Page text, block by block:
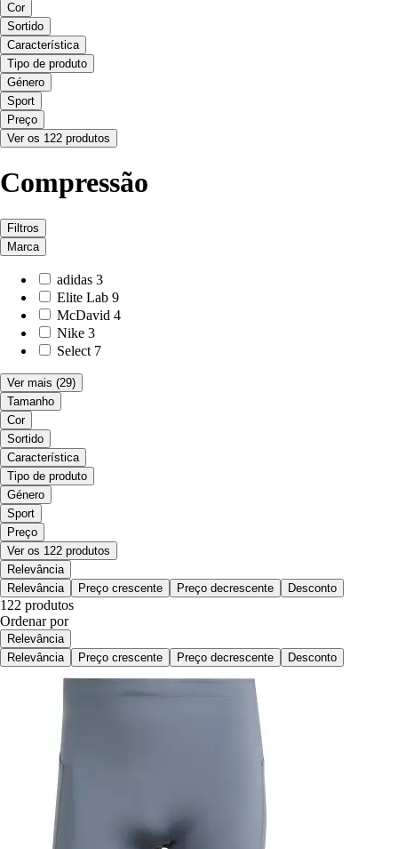
Cor
Sortido
Característica
Tipo de produto
Género
Sport
Preço
Ver os 122 produtos
Compressão
Filtros
Marca
adidas 3
Elite Lab 9
McDavid 4
Nike 3
Select 7
Ver mais (29)
Tamanho
Cor
Sortido
Característica
Tipo de produto
Género
Sport
Preço
Ver os 122 produtos
Relevância
Relevância
Preço crescente Preço decrescente Desconto
122 produtos
Ordenar por
Relevância
Relevância
Preço crescente Preço decrescente Desconto